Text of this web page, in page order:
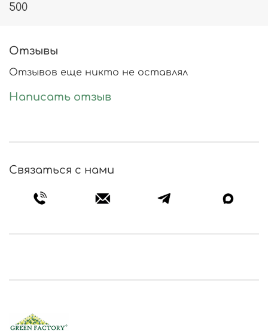
500
Отзывы
Отзывов еще никто не оставлял
Написать отзыв
Связаться с нами